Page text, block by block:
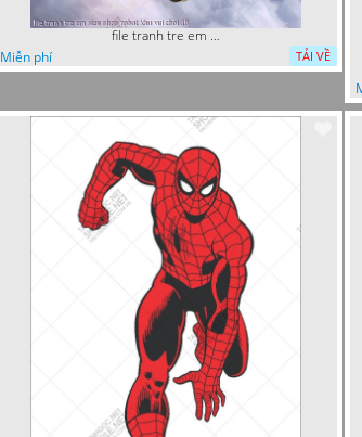
file tranh tre em sieu nhan robot khu vui choi 18
Miễn phí
TẢI VỀ